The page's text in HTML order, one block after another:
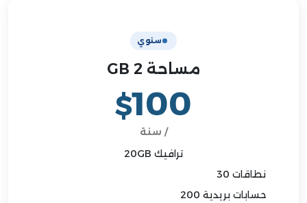
سنوي
مساحة 2 GB
$100
/ سنة
ترافيك 20GB
نطاقات 30
حسابات بريدية 200